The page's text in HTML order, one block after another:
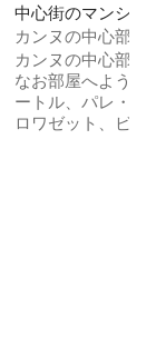
件、5つ星中5.0つ
中心街のマンショ
ート
カンヌの中心部に
駐車場付き。
カンヌの中心部に
なお部屋へようこ
ートル、パレ・デ
ロワゼット、ビ